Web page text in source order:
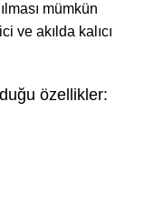
mümkün
ve akılda kalıcı
özellikler: